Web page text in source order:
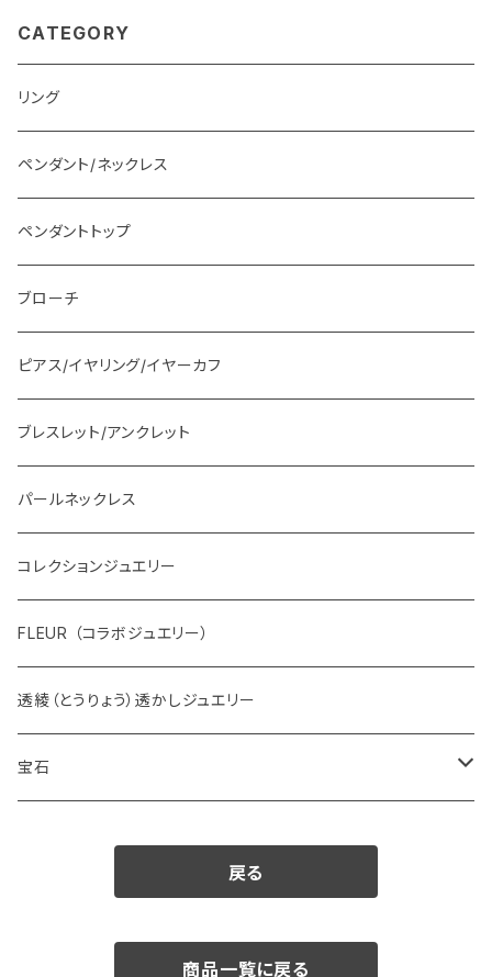
CATEGORY
リング
ペンダント/ネックレス
ペンダントトップ
ブローチ
ピアス/イヤリング/イヤーカフ
ブレスレット/アンクレット
パールネックレス
コレクションジュエリー
FLEUR （コラボジュエリー）
透綾（とうりょう）透かしジュエリー
宝石
カラーストーン
戻る
商品一覧に戻る